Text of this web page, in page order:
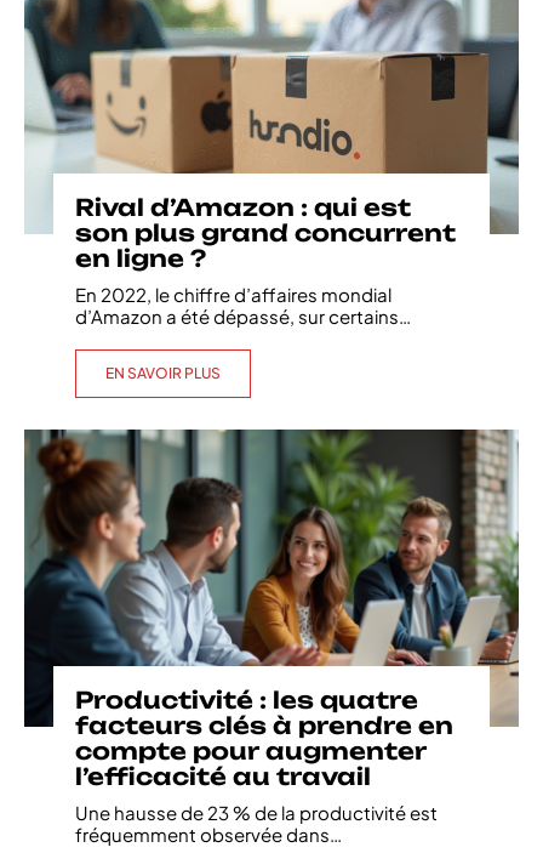
Rival d’Amazon : qui est
son plus grand concurrent
en ligne ?
En 2022, le chiffre d’affaires mondial
d’Amazon a été dépassé, sur certains…
EN SAVOIR PLUS
Productivité : les quatre
facteurs clés à prendre en
compte pour augmenter
l’efficacité au travail
Une hausse de 23 % de la productivité est
fréquemment observée dans…